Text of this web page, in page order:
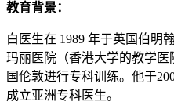
教育背景：
白医生在 1989 年于英国伯明
玛丽医院（香港大学的教学
国伦敦进行专科训练。他于
成立亚洲专科医⽣。